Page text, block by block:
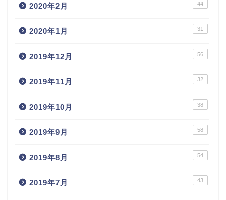
2020年2月 44
2020年1月 31
2019年12月 56
2019年11月 32
2019年10月 38
2019年9月 58
2019年8月 54
2019年7月 43